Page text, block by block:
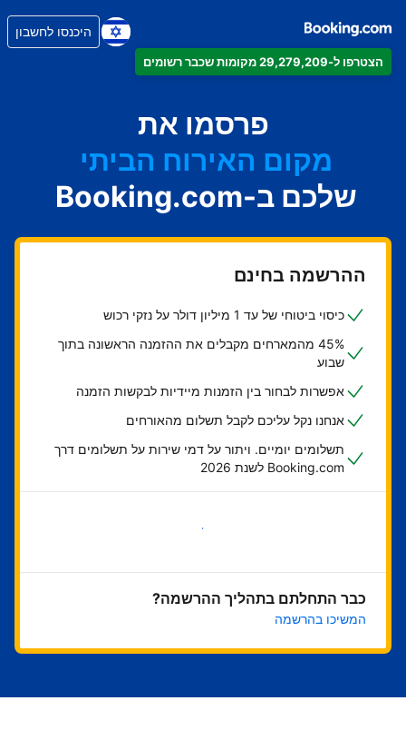
הצטרפו ל-29,279,209 מקומות שכבר רשומים
היכנסו לחשבון
פרסמו את
הדירה
המלון
מקום האירוח הביתי
בית ההארחה
ה-B&B
שלכם ב-Booking.com
ההרשמה בחינם
כיסוי ביטוחי של עד 1 מיליון דולר על נזקי רכוש
45% מהמארחים מקבלים את ההזמנה הראשונה בתוך
שבוע
אפשרות לבחור בין הזמנות מיידיות לבקשות הזמנה
אנחנו נקל עליכם לקבל תשלום מהאורחים
תשלומים יומיים. ויתור על דמי שירות על תשלומים דרך
Booking.com לשנת 2026
בואו נתחיל
כבר התחלתם בתהליך ההרשמה?
המשיכו בהרשמה